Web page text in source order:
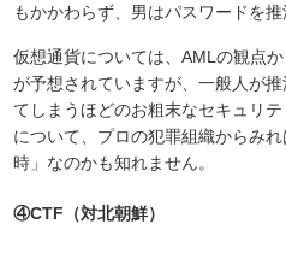
もかかわらず、男はパスワードを
仮想通貨については、AMLの観点
が予想されていますが、一般人が
てしまうほどのお粗末なセキュリ
について、プロの犯罪組織からみ
時」なのかも知れません。
④CTF（対北朝鮮）